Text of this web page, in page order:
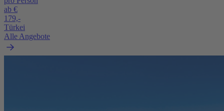
ab €
179,-
Türkei
Alle Angebote